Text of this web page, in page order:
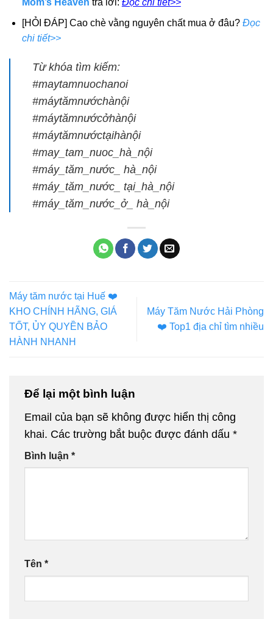
[HỎI ĐÁP] Cao chè vằng nguyên chất mua ở đâu? Đọc
chi tiết>>
Từ khóa tìm kiếm:
#maytamnuochanoi
#máytămnướchànội
#máytămnướcởhànội
#máytămnướctạihànội
#may_tam_nuoc_hà_nội
#máy_tăm_nước_ hà_nội
#máy_tăm_nước_ tại_hà_nội
#máy_tăm_nước_ở_ hà_nội
Máy tăm nước tại Huế ❤️️
KHO CHÍNH HÃNG, GIÁ
TỐT, ỦY QUYỀN BẢO
HÀNH NHANH
Máy Tăm Nước Hải Phòng
❤️️ Top1 địa chỉ tìm nhiều
Để lại một bình luận
Email của bạn sẽ không được hiển thị công
khai. Các trường bắt buộc được đánh dấu *
Bình luận *
Tên *